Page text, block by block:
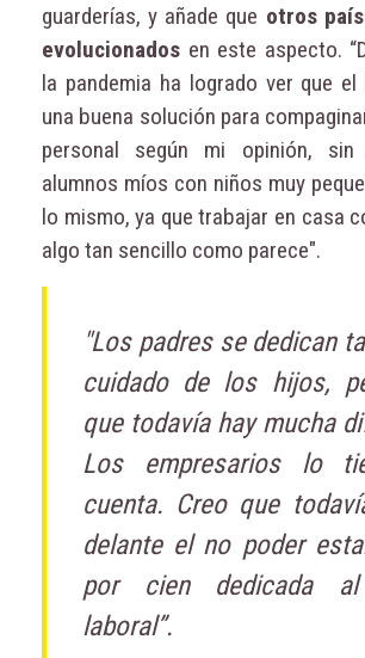
guarderías, y añade que otros
evolucionados en este aspecto.
la pandemia ha logrado ver que
una buena solución para
personal según mi opinión, sin
alumnos míos con niños muy
lo mismo, ya que trabajar en casa
algo tan sencillo como parece".
"Los padres se dedican
cuidado de los hijos,
que todavía hay mucha
Los empresarios lo
cuenta. Creo que
delante el no poder
por cien dedicada al
laboral”.